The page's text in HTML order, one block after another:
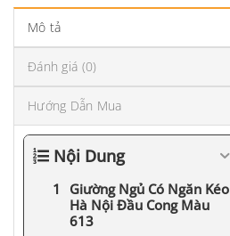
Mô tả
Đánh giá (0)
Hướng Dẫn Mua
Nội Dung
Giường Ngủ Có Ngăn Kéo
Hà Nội Đầu Cong Màu
613